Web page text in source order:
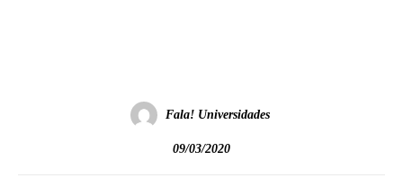
Fala! Universidades
09/03/2020